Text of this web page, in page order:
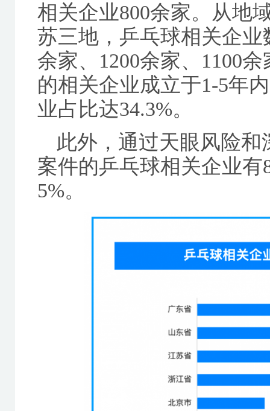
相关企业800余家。从地
苏三地，乒乓球相关企业
余家、1200余家、1100
的相关企业成立于1-5年
业占比达34.3%。
此外，通过天眼风险
案件的乒乓球相关企业有
5%。